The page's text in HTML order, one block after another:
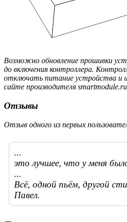
Возможно обновление прошивки
до включения контроллера.
отключать питание устройства и
сайте производителя smartmodule.ru
Отзывы
Отзыв одного из первых
...
это лучшее, что у меня
...
Всё, одной пьём, другой
Павел.